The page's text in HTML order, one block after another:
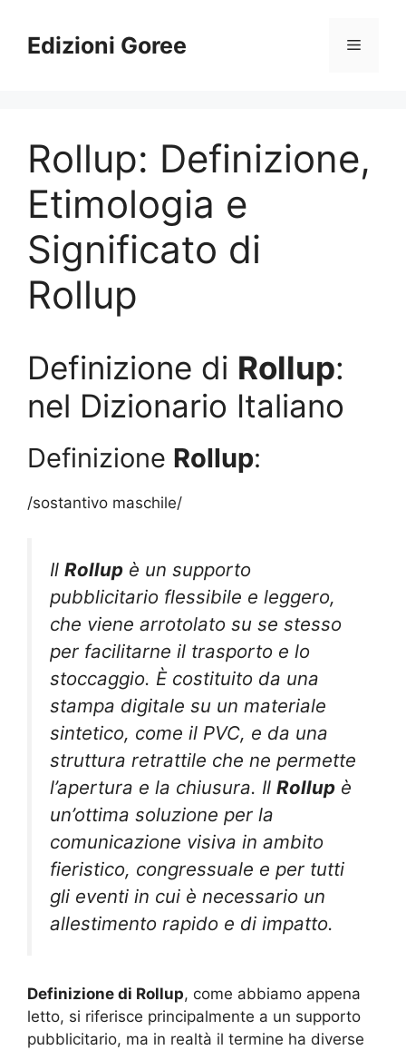
contenuto
Edizioni Goree Menu
Rollup: Definizione,
Etimologia e
Significato di
Rollup
Definizione di Rollup:
nel Dizionario Italiano
Definizione Rollup:
/sostantivo maschile/
Il Rollup è un supporto
pubblicitario flessibile e leggero,
che viene arrotolato su se stesso
per facilitarne il trasporto e lo
stoccaggio. È costituito da una
stampa digitale su un materiale
sintetico, come il PVC, e da una
struttura retrattile che ne permette
l’apertura e la chiusura. Il Rollup è
un’ottima soluzione per la
comunicazione visiva in ambito
fieristico, congressuale e per tutti
gli eventi in cui è necessario un
allestimento rapido e di impatto.
Definizione di Rollup, come abbiamo appena
letto, si riferisce principalmente a un supporto
pubblicitario, ma in realtà il termine ha diverse